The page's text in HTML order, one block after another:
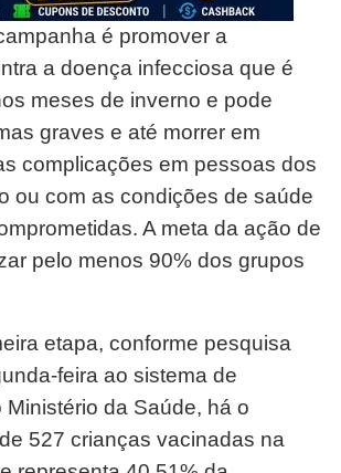
é promover a
a doença infecciosa que é
meses de inverno e pode
graves e até morrer em
complicações em pessoas dos
ou com as condições de saúde
A meta da ação de
pelo menos 90% dos grupos
etapa, conforme pesquisa
feira ao sistema de
Ministério da Saúde, há o
527 crianças vacinadas na